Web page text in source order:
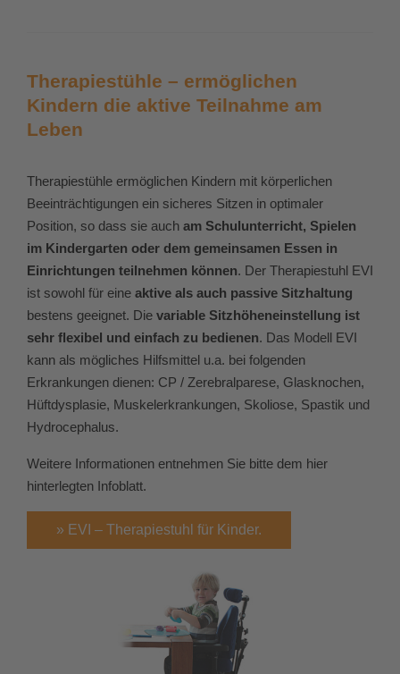
Therapiestühle – ermöglichen
Kindern die aktive Teilnahme am
Leben
Therapiestühle ermöglichen Kindern mit körperlichen
Beeinträchtigungen ein sicheres Sitzen in optimaler
Position, so dass sie auch am Schulunterricht, Spielen
im Kindergarten oder dem gemeinsamen Essen in
Einrichtungen teilnehmen können. Der Therapiestuhl EVI
ist sowohl für eine aktive als auch passive Sitzhaltung
bestens geeignet. Die variable Sitzhöheneinstellung ist
sehr flexibel und einfach zu bedienen. Das Modell EVI
kann als mögliches Hilfsmittel u.a. bei folgenden
Erkrankungen dienen: CP / Zerebralparese, Glasknochen,
Hüftdysplasie, Muskelerkrankungen, Skoliose, Spastik und
Hydrocephalus.
Weitere Informationen entnehmen Sie bitte dem hier
hinterlegten Infoblatt.
» EVI – Therapiestuhl für Kinder.